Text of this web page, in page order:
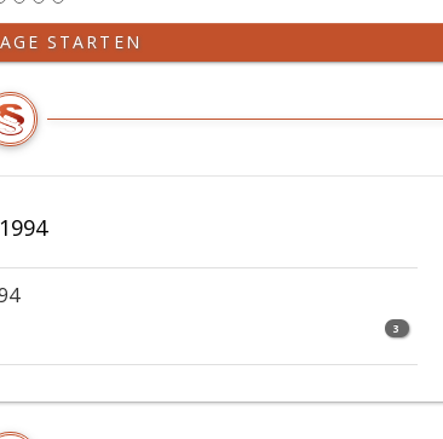
STARTEN
3